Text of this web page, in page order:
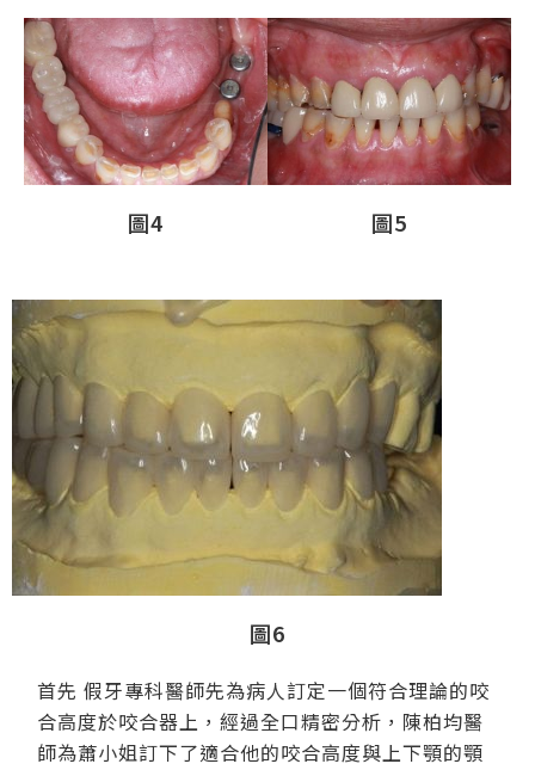
圖4 圖5
圖6
首先 假牙專科醫師先為病人訂定一個符合理論的咬
合高度於咬合器上，經過全口精密分析，陳柏均醫
師為蕭小姐訂下了適合他的咬合高度與上下顎的顎